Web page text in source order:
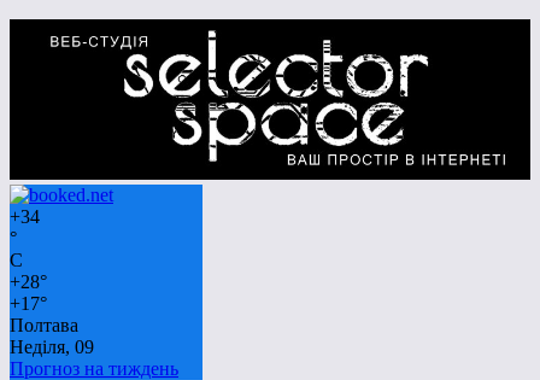
+34
°
C
+28°
+17°
Полтава
Неділя, 09
Прогноз на тиждень